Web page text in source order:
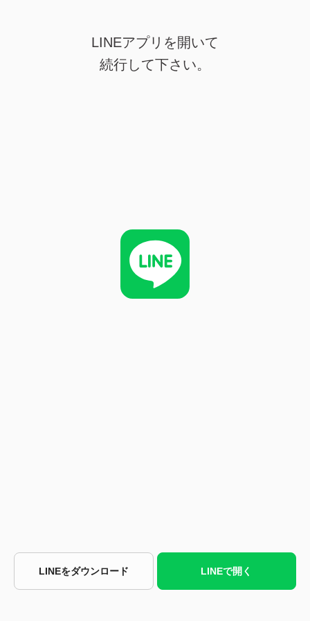
LINEアプリを開いて
続行して下さい。
LINEをダウンロード LINEで開く